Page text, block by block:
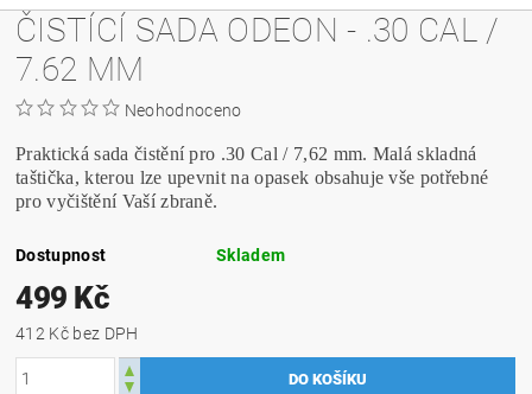
ČISTÍCÍ SADA ODEON - .30 CAL /
7.62 MM
Neohodnoceno
Praktická sada čistění pro .30 Cal / 7,62 mm. Malá skladná
taštička, kterou lze upevnit na opasek obsahuje vše potřebné
pro vyčištění Vaší zbraně.
Dostupnost Skladem
499 Kč
412 Kč bez DPH